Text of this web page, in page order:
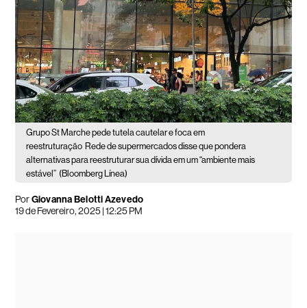
Grupo St Marche pede tutela cautelar e foca em
reestruturação Rede de supermercados disse que pondera
alternativas para reestruturar sua dívida em um “ambiente mais
estável” (Bloomberg Línea)
PorGiovanna Belotti Azevedo
19 de Fevereiro, 2025 | 12:25 PM